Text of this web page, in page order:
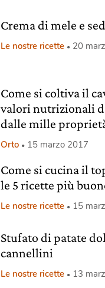
Crema di mele e
Le nostre ricette 20
Come si coltiva il
valori nutrizionali
dalle mille
Orto 15 marzo 2017
Come si cucina il
le 5 ricette più
Le nostre ricette 15
Stufato di patate
cannellini
Le nostre ricette 13